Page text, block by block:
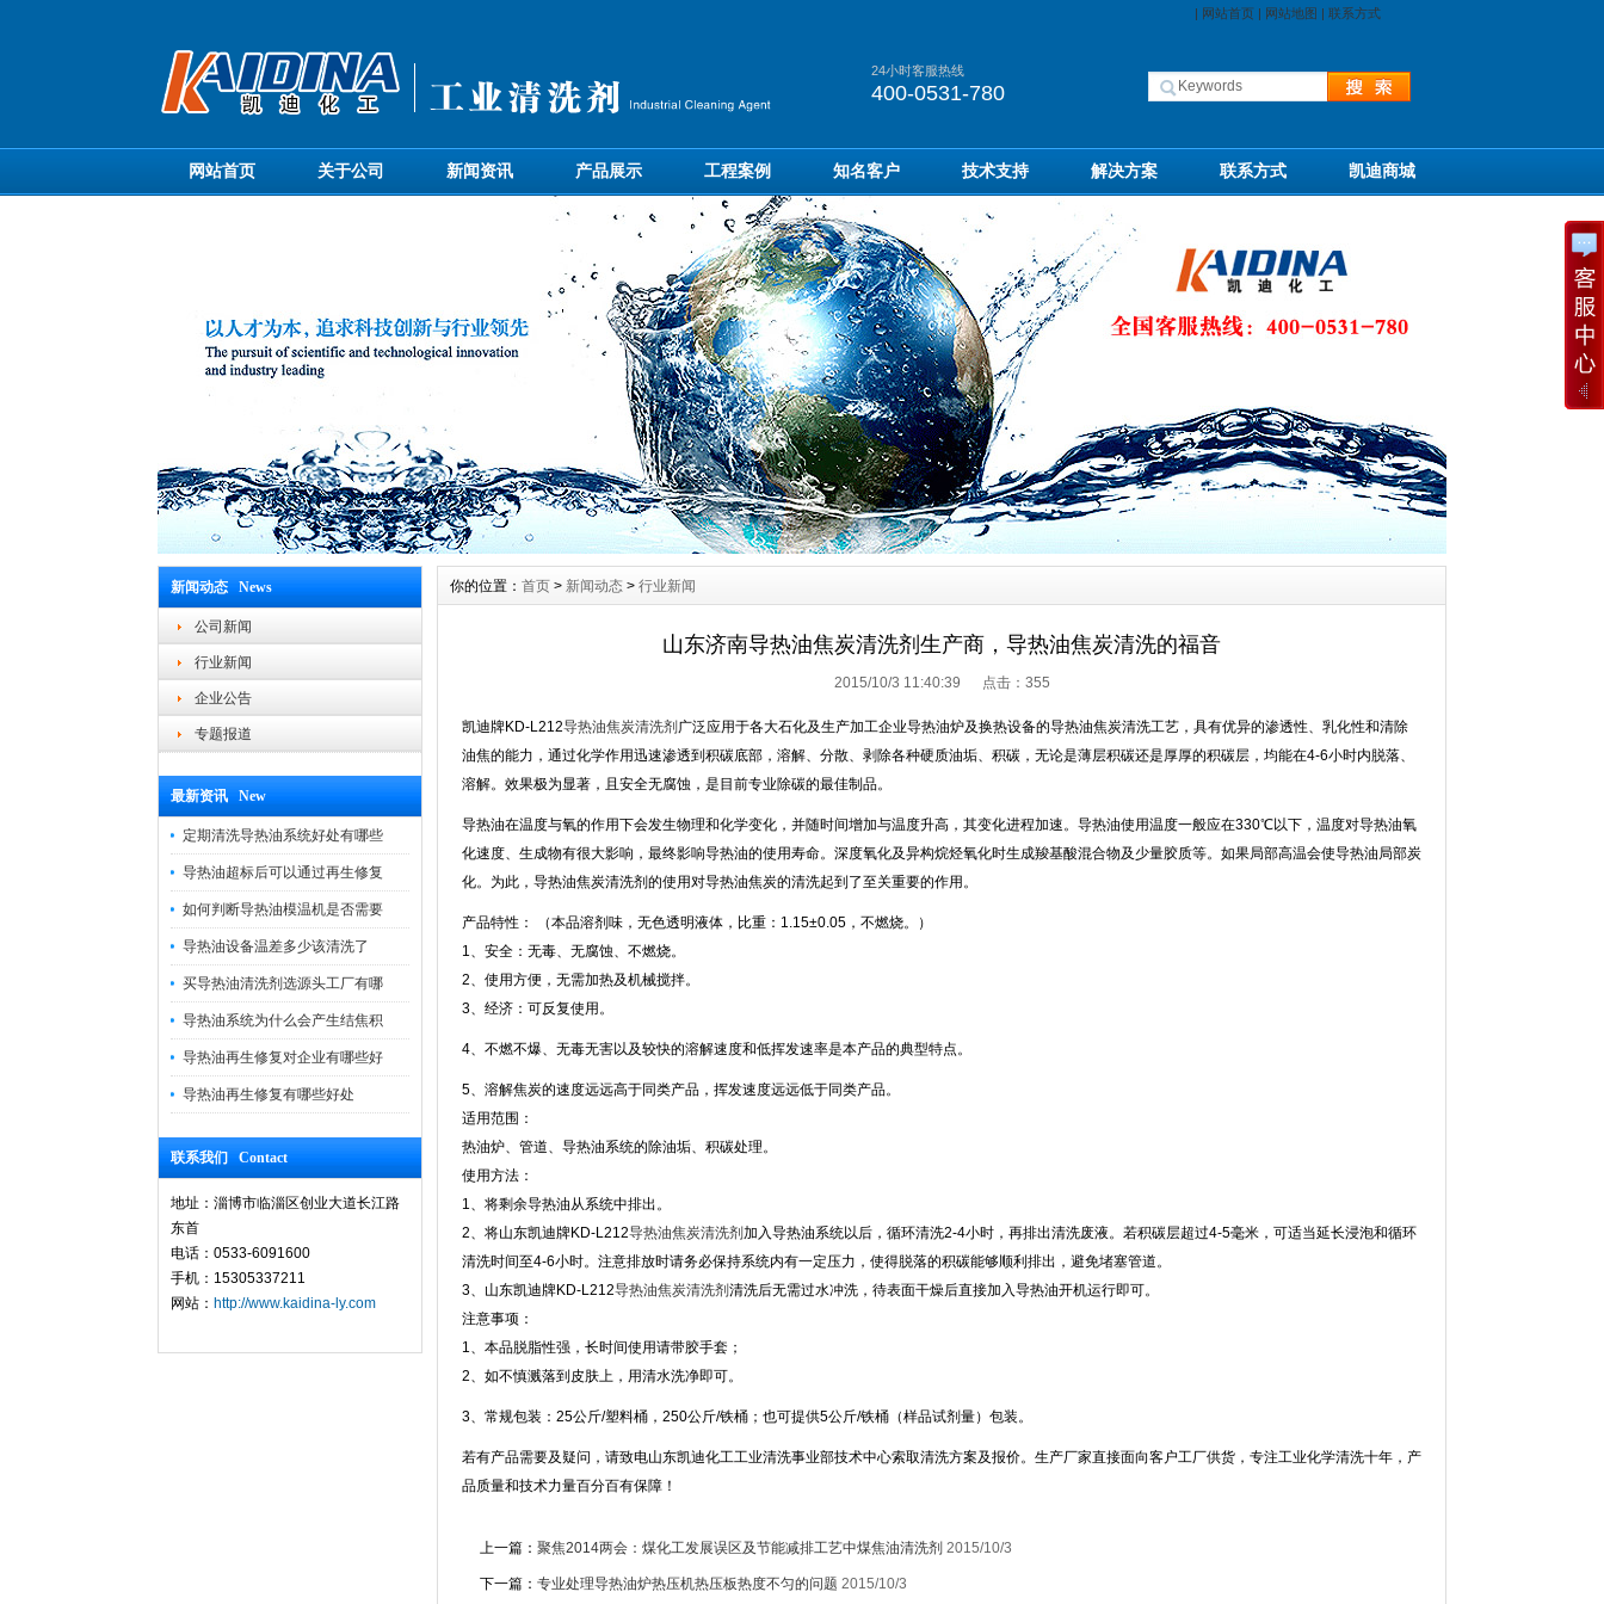
| 网站首页| 网站地图 | 联系方式
24小时客服热线
400-0531-780
网站首页 关于公司 新闻资讯 产品展示 工程案例 知名客户 技术支持 解决方案 联系方式 凯迪商城
新闻动态 News
公司新闻
行业新闻
企业公告
专题报道
最新资讯 New
定期清洗导热油系统好处有哪些
导热油超标后可以通过再生修复
如何判断导热油模温机是否需要
导热油设备温差多少该清洗了
买导热油清洗剂选源头工厂有哪
导热油系统为什么会产生结焦积
导热油再生修复对企业有哪些好
导热油再生修复有哪些好处
联系我们 Contact
地址：淄博市临淄区创业大道长江路
东首
电话：0533-6091600
手机：15305337211
网站： http://www.kaidina-ly.com
你的位置： 首页 > 新闻动态 > 行业新闻
山东济南导热油焦炭清洗剂生产商，导热油焦炭清洗的福音
2015/10/3 11:40:39 点击： 355
凯迪牌KD-L212导热油焦炭清洗剂 广泛应用于各大石化及生产加工企业导热油炉及换热设备的导热油焦炭清洗工艺，具有优异的渗透性、乳化性和清除
油焦的能力，通过化学作用迅速渗透到积碳底部，溶解、分散、剥除各种硬质油垢、积碳，无论是薄层积碳还是厚厚的积碳层，均能在4-6小时内脱落、
溶解。效果极为显著，且安全无腐蚀，是目前专业除碳的最佳制品。
导热油在温度与氧的作用下会发生物理和化学变化，并随时间增加与温度升高，其变化进程加速。导热油使用温度一般应在330℃以下，温度对导热油氧
化速度、生成物有很大影响，最终影响导热油的使用寿命。深度氧化及异构烷烃氧化时生成羧基酸混合物及少量胶质等。如果局部高温会使导热油局部炭
化。为此，导热油焦炭清洗剂的使用对导热油焦炭的清洗起到了至关重要的作用。
产品特性： （本品溶剂味，无色透明液体，比重： 1.15±0.05 ，不燃烧。）
1、安全：无毒、无腐蚀、不燃烧。
2、使用方便，无需加热及机械搅拌。
3、经济：可反复使用。
4、不燃不爆、无毒无害以及较快的溶解速度和低挥发速率是本产品的典型特点。
5、溶解焦炭的速度远远高于同类产品，挥发速度远远低于同类产品。
适用范围：
热油炉、管道、导热油系统的除油垢、积碳处理。
使用方法：
1、将剩余导热油从系统中排出。
2、将山东凯迪牌KD-L212导热油焦炭清洗剂 加入导热油系统以后，循环清洗2-4小时，再排出清洗废液。若积碳层超过4-5毫米，可适当延长浸泡和循环
清洗时间至4-6小时。注意排放时请务必保持系统内有一定压力，使得脱落的积碳能够顺利排出，避免堵塞管道。
3、山东凯迪牌KD-L212导热油焦炭清洗剂 清洗后无需过水冲洗，待表面干燥后直接加入导热油开机运行即可。
注意事项：
1、本品脱脂性强，长时间使用请带胶手套；
2、如不慎溅落到皮肤上，用清水洗净即可。
3、常规包装： 25公斤/塑料桶， 250公斤/铁桶；也可提供5公斤/铁桶（样品试剂量）包装。
若有产品需要及疑问，请致电山东凯迪化工工业清洗事业部技术中心索取清洗方案及报价。生产厂家直接面向客户工厂供货，专注工业化学清洗十年，产
品质量和技术力量百分百有保障！
上一篇： 聚焦2014两会：煤化工发展误区及节能减排工艺中煤焦油清洗剂 2015/10/3
下一篇： 专业处理导热油炉热压机热压板热度不匀的问题 2015/10/3